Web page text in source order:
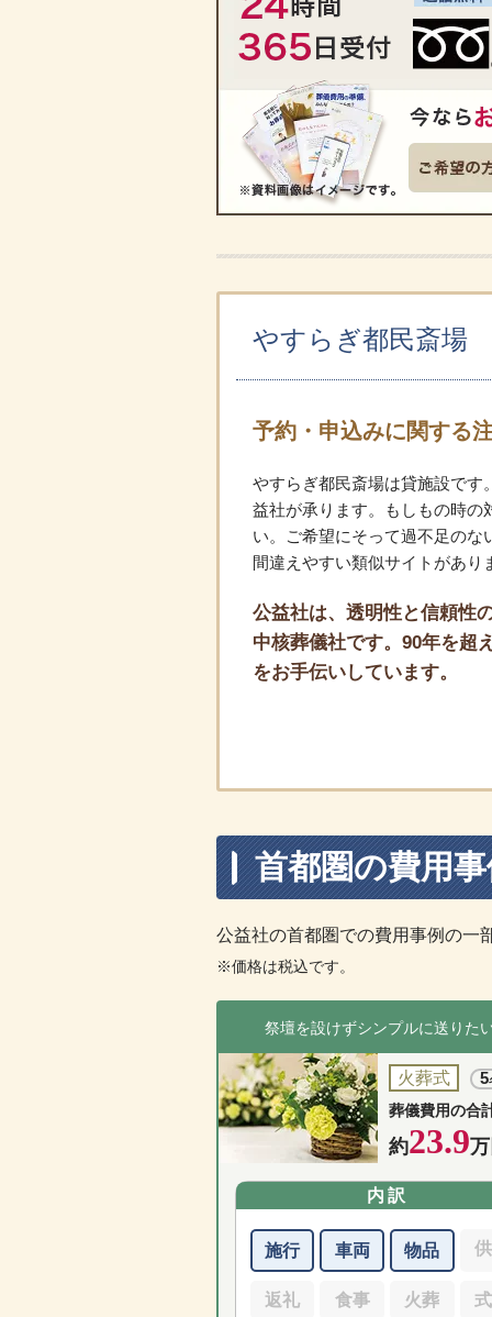
やすらぎ都民斎場
予約・申込みに関する
やすらぎ都民斎場は貸施設です
益社が承ります。もしもの時の
い。ご希望にそって過不足の
間違えやすい類似サイトがあり
公益社は、透明性と信頼性
中核葬儀社です。90年を超
をお手伝いしています。
首都圏の費用
公益社の首都圏での費用事例の一
※価格は税込です。
祭壇を設けずシンプルに送りた
火葬式 5
葬儀費用の合
約23.9
内訳
施行 車両 物品
返礼 食事 火葬